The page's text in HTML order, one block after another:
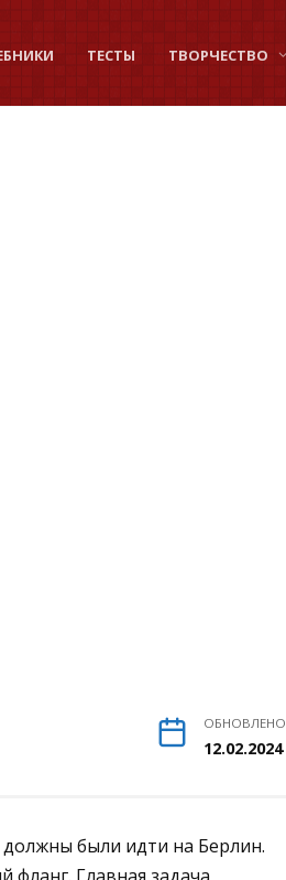
ТЕСТЫ ТВОРЧЕСТВО
ОБНОВЛЕНО
12.02.2024
должны были идти на Берлин.